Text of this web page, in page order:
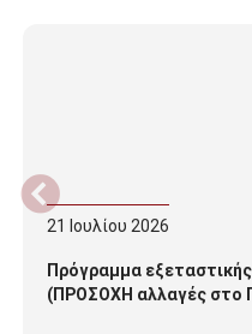
21 Ιουλίου 2026
Πρόγραμμα
(ΠΡΟΣΟΧΗ αλλαγές στο